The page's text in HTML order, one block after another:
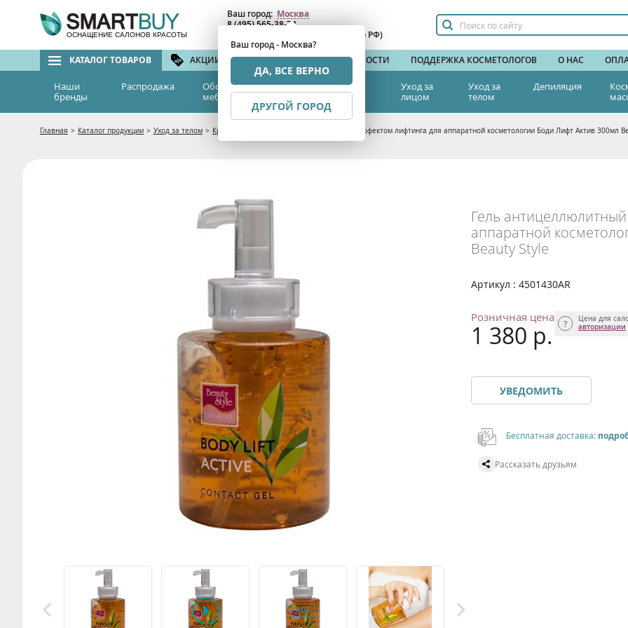
ОСНАЩЕНИЕ САЛОНОВ КРАСОТЫ
Ваш город: Москва
Ваш город - Москва?
ДА, ВСЕ ВЕРНО
ДРУГОЙ ГОРОД
8 (495) 565-38-74
(бесплатный по РФ)
КАТАЛОГ ТОВАРОВ АКЦИИ И СКИДКИ БРЕНДЫ НОВОСТИ ПОДДЕРЖКА КОСМЕТОЛОГОВ О НАС
Наши
бренды
Распродажа
Оборудование и
мебель
Эстетическая
медицина
Уход за
лицом
Уход за
телом
Депиляция
Главная > Каталог продукции > Уход за телом > Кремы и гели Гель антицеллюлитный с эффектом лифтинга для аппаратной косметологии Боди Лифт Актив 300мл
Гель
аппаратной
Beauty Style
Артикул : 4501430AR
Розничная цена
1 380 р.
Цена для
авторизации
УВЕДОМИТЬ
Бесплатная доставка:
Рассказать друзьям